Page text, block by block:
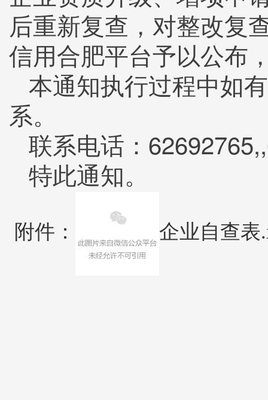
后重新复查，对整改复
信用合肥平台予以公布
本通知执行过程中如
系。
联系电话：
特此通知。
附件 ： 企业自查表